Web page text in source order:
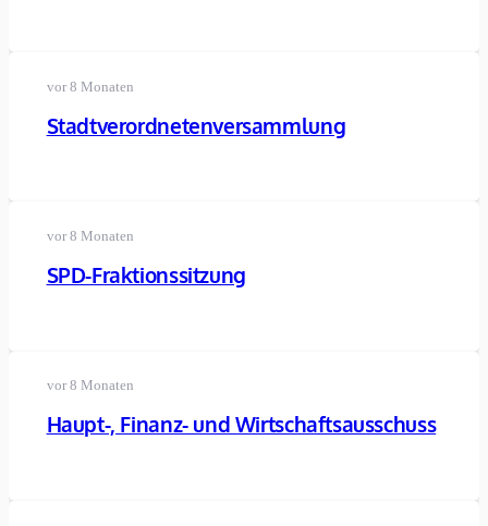
vor 8 Monaten
Stadtverordnetenversammlung
vor 8 Monaten
SPD-Fraktionssitzung
vor 8 Monaten
Haupt-, Finanz- und Wirtschaftsausschuss